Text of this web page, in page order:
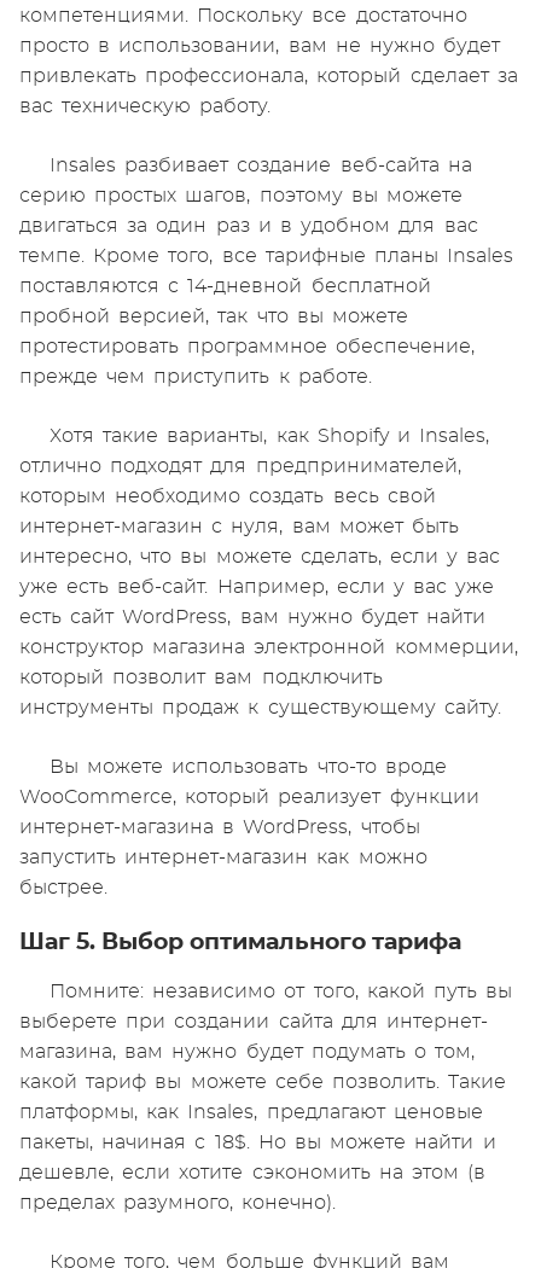
компетенциями. Поскольку все достаточно
просто в использовании, вам не нужно будет
привлекать профессионала, который сделает за
вас техническую работу.
Insales разбивает создание веб-сайта на
серию простых шагов, поэтому вы можете
двигаться за один раз и в удобном для вас
темпе. Кроме того, все тарифные планы Insales
поставляются с 14-дневной бесплатной
пробной версией, так что вы можете
протестировать программное обеспечение,
прежде чем приступить к работе.
Хотя такие варианты, как Shopify и Insales,
отлично подходят для предпринимателей,
которым необходимо создать весь свой
интернет-магазин с нуля, вам может быть
интересно, что вы можете сделать, если у вас
уже есть веб-сайт. Например, если у вас уже
есть сайт WordPress, вам нужно будет найти
конструктор магазина электронной коммерции,
который позволит вам подключить
инструменты продаж к существующему сайту.
Вы можете использовать что-то вроде
WooCommerce, который реализует функции
интернет-магазина в WordPress, чтобы
запустить интернет-магазин как можно
быстрее.
Шаг 5. Выбор оптимального тарифа
Помните: независимо от того, какой путь вы
выберете при создании сайта для интернет-
магазина, вам нужно будет подумать о том,
какой тариф вы можете себе позволить. Такие
платформы, как Insales, предлагают ценовые
пакеты, начиная с 18$. Но вы можете найти и
дешевле, если хотите сэкономить на этом (в
пределах разумного, конечно).
Кроме того, чем больше функций вам